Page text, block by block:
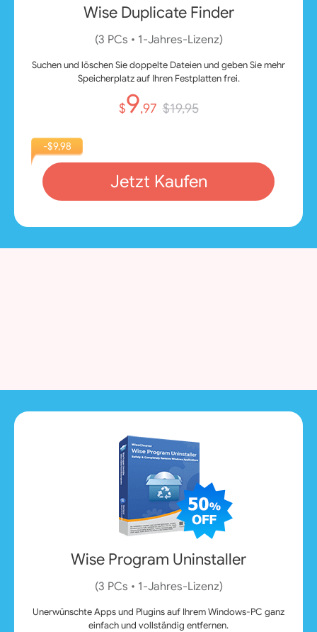
Wise Duplicate Finder
(3 PCs • 1‑Jahres‑Lizenz)
Suchen und löschen Sie doppelte Dateien und geben Sie mehr
Speicherplatz auf Ihren Festplatten frei.
$9,97 $19,95
-$9,98
Jetzt Kaufen
Wise Program Uninstaller
(3 PCs • 1‑Jahres‑Lizenz)
Unerwünschte Apps und Plugins auf Ihrem Windows-PC ganz
einfach und vollständig entfernen.